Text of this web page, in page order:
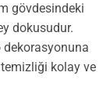
gövdesindeki
dokusudur.
dekorasyonuna
kolay ve